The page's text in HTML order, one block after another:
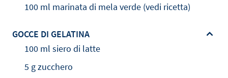
100 ml marinata di mela verde (vedi ricetta)
GOCCE DI GELATINA
100 ml siero di latte
5 g zucchero